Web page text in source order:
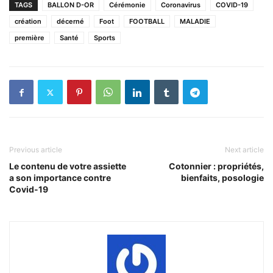
TAGS BALLON D-OR Cérémonie Coronavirus
COVID-19
création
décerné Foot FOOTBALL
MALADIE
première
Santé Sports
Previous article
Le contenu de votre assiette
a son importance contre
Covid-19
Next article
Cotonnier : propriétés,
bienfaits, posologie